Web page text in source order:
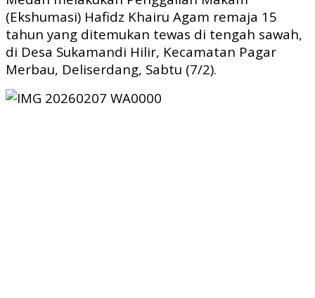
(Ekshumasi) Hafidz Khairu Agam remaja 15
tahun yang ditemukan tewas di tengah sawah,
di Desa Sukamandi Hilir, Kecamatan Pagar
Merbau, Deliserdang, Sabtu (7/2).